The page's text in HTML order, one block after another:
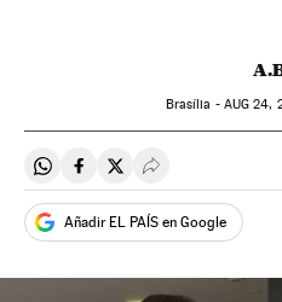
Brasília - AUG 24,
Compartir en Whatsapp
Compartir en Facebook
Compartir en Twitter
Desplegar
Añadir EL PAÍS en Google